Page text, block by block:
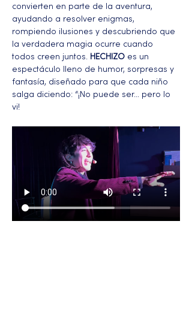
convierten en parte de la aventura,
ayudando a resolver enigmas,
rompiendo ilusiones y descubriendo que
la verdadera magia ocurre cuando
todos creen juntos. HECHIZO es un
espectáculo lleno de humor, sorpresas y
fantasía, diseñado para que cada niño
salga diciendo: “¡No puede ser… pero lo
vi!